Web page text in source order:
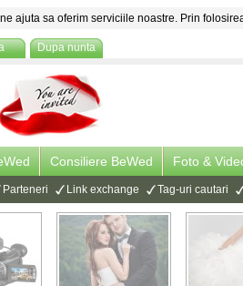
ne ajuta sa oferim serviciile noastre. Prin
Dupa nunta
Consiliere BeWed Foto &
Parteneri Link exchange Tag-uri cautari